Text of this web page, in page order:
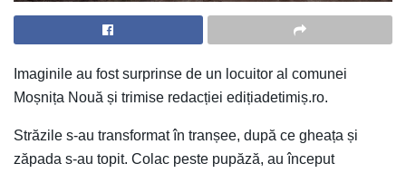
Imaginile au fost surprinse de un locuitor al comunei
Moșnița Nouă și trimise redacției edițiadetimiș.ro.
Străzile s-au transformat în tranșee, după ce gheața și
zăpada s-au topit. Colac peste pupăză, au început